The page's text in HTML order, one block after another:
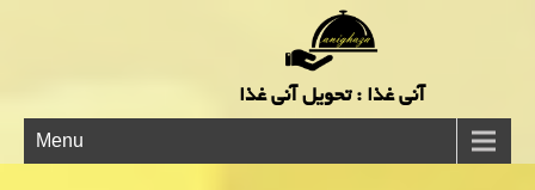
آنی غذا : تحویل آنی غذا
Menu